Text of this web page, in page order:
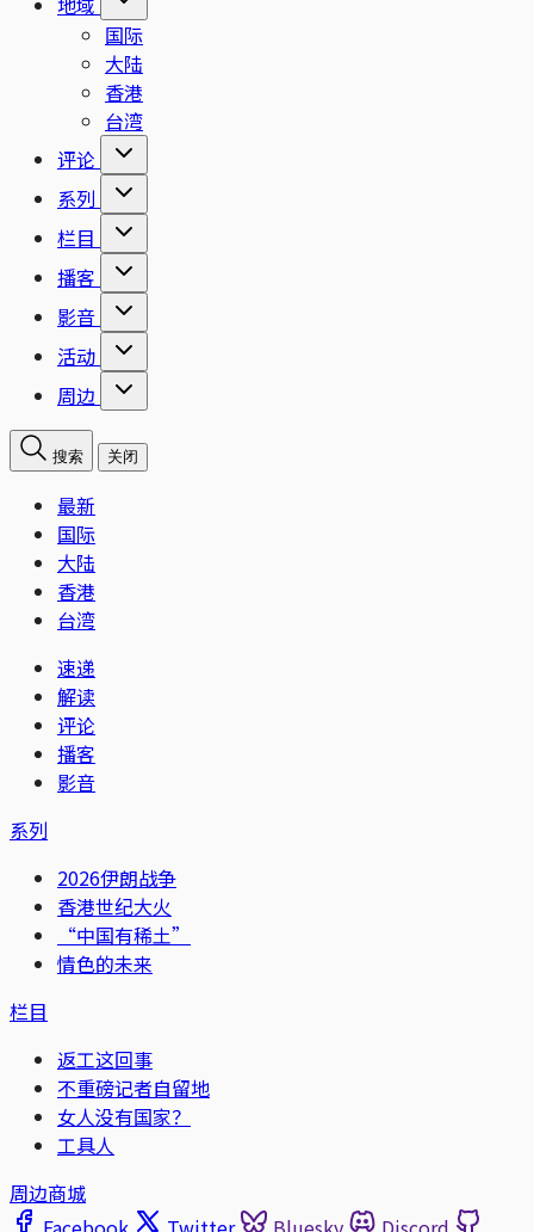
国际
大陆
香港
台湾
评论
系列
栏目
播客
影音
活动
周边
搜索 关闭
最新
国际
大陆
香港
台湾
速递
解读
评论
播客
影音
系列
2026伊朗战争
香港世纪大火
“中国有稀土”
情色的未来
栏目
返工这回事
不重磅记者自留地
女人没有国家？
工具人
周边商城